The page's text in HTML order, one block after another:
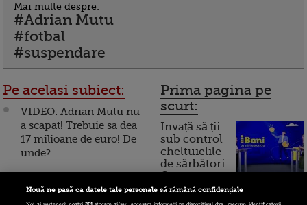
Mai multe despre:
#Adrian Mutu
#fotbal
#suspendare
Pe acelasi subiect:
VIDEO: Adrian Mutu nu
a scapat! Trebuie sa dea
17 milioane de euro! De
unde?
Averea lui Adrian Mutu!
Ce a avut si ce a pierdut!
Prima pagina pe
scurt:
Invață să ții
sub control
cheltuielile
de sărbători.
Cum
funcționează cardul de
Nouă ne pasă ca datele tale personale să rămână confidențiale